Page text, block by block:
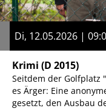
Di, 12.05.2026 |
Krimi (D 2015)
Seitdem der Golfplatz
es Ärger: Eine
gesetzt, den Ausbau